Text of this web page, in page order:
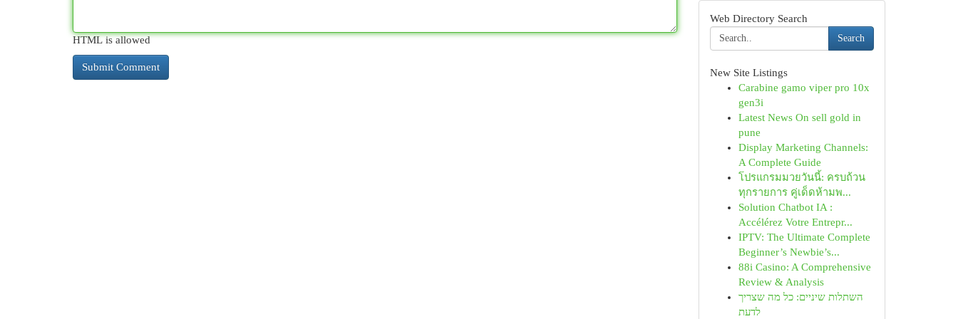
HTML is allowed
Web Directory Search
Search
New Site Listings
Carabine gamo viper pro 10x
gen3i
Latest News On sell gold in
pune
Display Marketing Channels:
A Complete Guide
โปรแกรมมวยวันนี้: ครบถ้วน
ทุกรายการ คู่เด็ดห้ามพ...
Solution Chatbot IA :
Accélérez Votre Entrepr...
IPTV: The Ultimate Complete
Beginner’s Newbie’s...
88i Casino: A Comprehensive
Review & Analysis
השתלות שיניים: כל מה שצריך
לדעת